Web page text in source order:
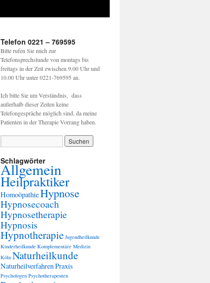
Telefon 0221 – 769595
Bitte rufen Sie mich zur
Telefonsprechstunde von montags bis
freitags in der Zeit zwischen 9.00 Uhr und
10.00 Uhr unter 0221-769595 an.
Ich bitte Sie um Verständnis, dass
außerhalb dieser Zeiten keine
Telefongespräche möglich sind, da meine
Patienten in der Therapie Vorrang haben.
Schlagwörter
Allgemein
Heilpraktiker
HomoöpathieHypnose
Hypnosecoach
Hypnosetherapie
Hypnosis
Hypnotherapie Jugendheilkunde
Kinderheilkunde Komplementäre Medizin
Köln Naturheilkunde
NaturheilverfahrenPraxis
Psychologen Psychotherapeuten